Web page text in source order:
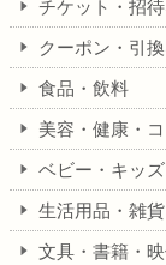
チケット・招
クーポン・引
食品・飲料
美容・健康・
ベビー・キッ
生活用品・雑
文具・書籍・